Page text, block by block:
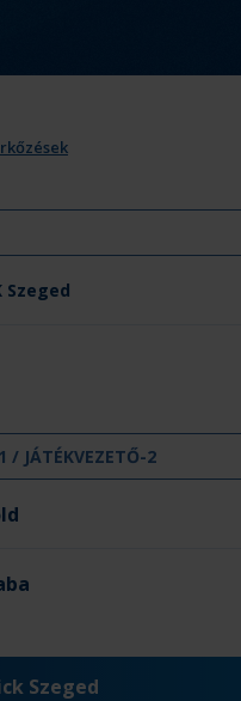
Szeged
/ JÁTÉKVEZETŐ-2
Szeged